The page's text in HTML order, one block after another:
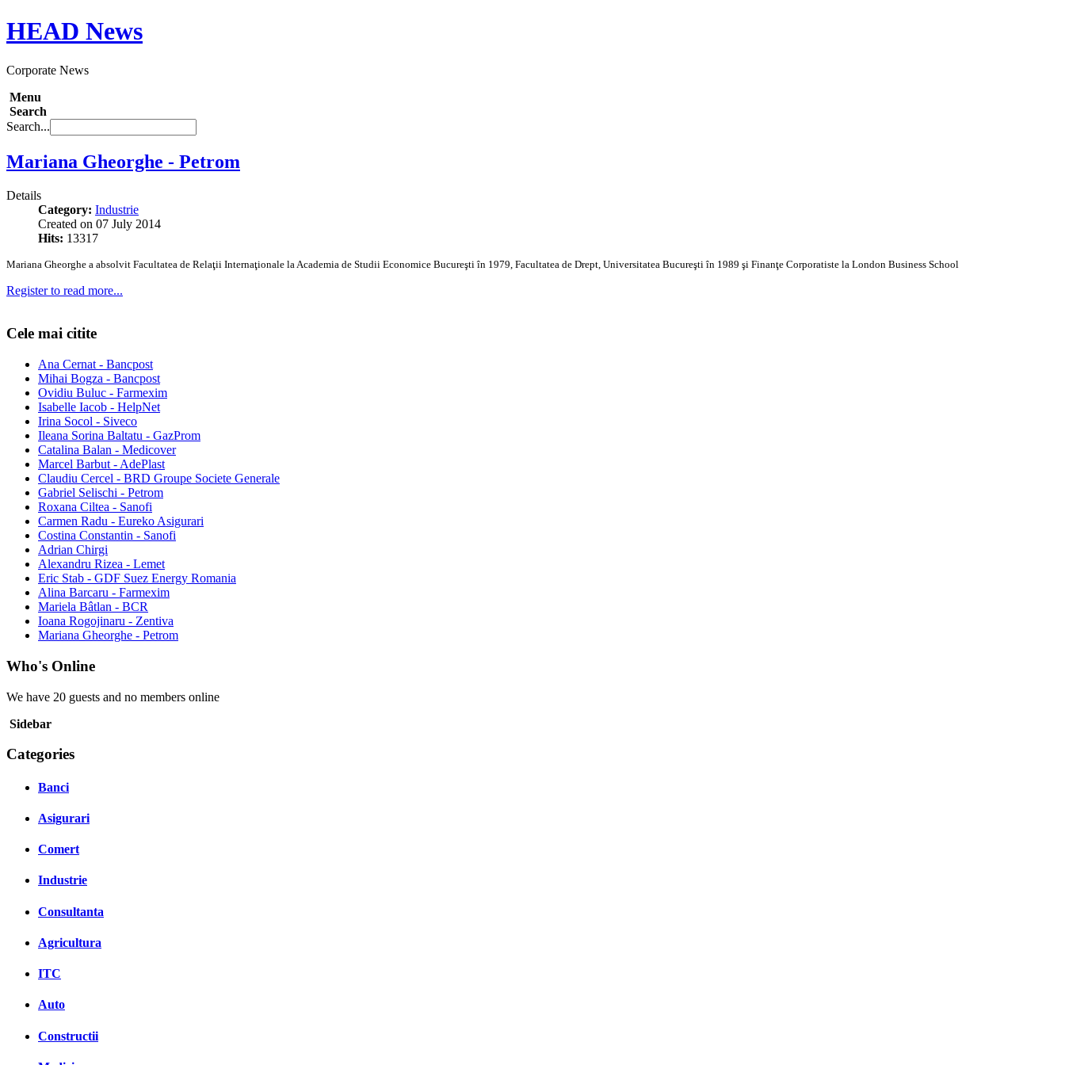
HEAD News
Corporate News
Menu
Search
Search...
Mariana Gheorghe - Petrom
Details
Category: Industrie
Created on 07 July 2014
Hits: 13317
Mariana Gheorghe a absolvit Facultatea de Relaţii Internaţionale la Academia de Studii Economice Bucureşti în 1979, Facultatea de Drept, Universitatea Bucureştiîn 1989 şi Finanţe Corporatiste la London Business School
Register to read more...
Cele mai citite
Ana Cernat - Bancpost
Mihai Bogza - Bancpost
Ovidiu Buluc - Farmexim
Isabelle Iacob - HelpNet
Irina Socol - Siveco
Ileana Sorina Baltatu - GazProm
Catalina Balan - Medicover
Marcel Barbut - AdePlast
Claudiu Cercel - BRD Groupe Societe Generale
Gabriel Selischi - Petrom
Roxana Ciltea - Sanofi
Carmen Radu - Eureko Asigurari
Costina Constantin - Sanofi
Adrian Chirgi
Alexandru Rizea - Lemet
Eric Stab - GDF Suez Energy Romania
Alina Barcaru - Farmexim
Mariela Bâtlan - BCR
Ioana Rogojinaru - Zentiva
Mariana Gheorghe - Petrom
Who's Online
We have 20 guests and no members online
Sidebar
Categories
Banci
Asigurari
Comert
Industrie
Consultanta
Agricultura
ITC
Auto
Constructii